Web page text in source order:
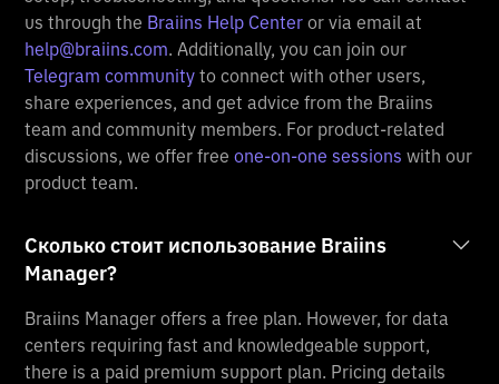
us through the Braiins Help Center or via email at
help@braiins.com. Additionally, you can join our
Telegram community to connect with other users,
share experiences, and get advice from the Braiins
team and community members. For product-related
discussions, we offer freeone-on-one sessions with our
product team.
Сколько стоит использование Braiins
Manager?
Braiins Manager offers a free plan. However, for data
centers requiring fast and knowledgeable support,
there is a paid premium support plan. Pricing details